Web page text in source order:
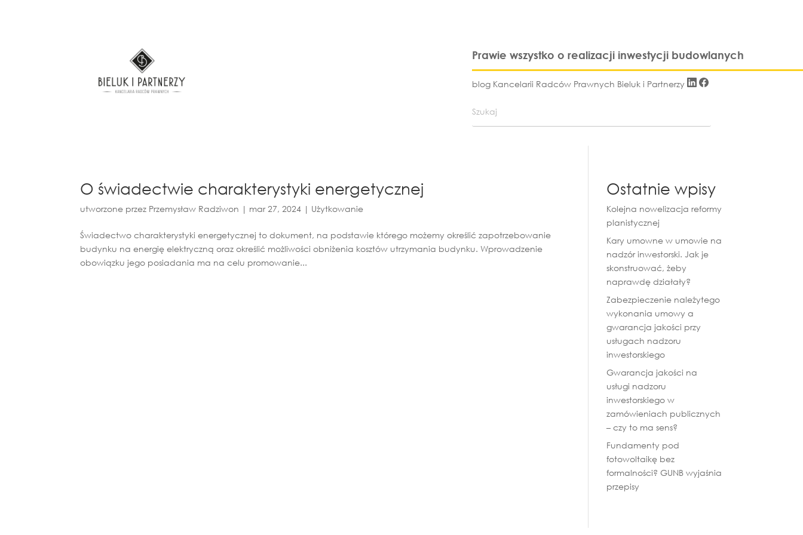
Prawie wszystko o realizacji inwestycji budowlanych
blog Kancelarii Radców Prawnych Bieluk i Partnerzy
O świadectwie charakterystyki energetycznej
utworzone przez Przemysław Radziwon | mar 27, 2024 | Użytkowanie
Świadectwo charakterystyki energetycznej to dokument, na podstawie którego możemy określić zapotrzebowanie
budynku na energię elektryczną oraz określić możliwości obniżenia kosztów utrzymania budynku. Wprowadzenie
obowiązku jego posiadania ma na celu promowanie...
Ostatnie wpisy
Kolejna nowelizacja reformy
planistycznej
Kary umowne w umowie na
nadzór inwestorski. Jak je
skonstruować, żeby
naprawdę działały?
Zabezpieczenie należytego
wykonania umowy a
gwarancja jakości przy
usługach nadzoru
inwestorskiego
Gwarancja jakości na
usługi nadzoru
inwestorskiego w
zamówieniach publicznych
– czy to ma sens?
Fundamenty pod
fotowoltaikę bez
formalności? GUNB wyjaśnia
przepisy